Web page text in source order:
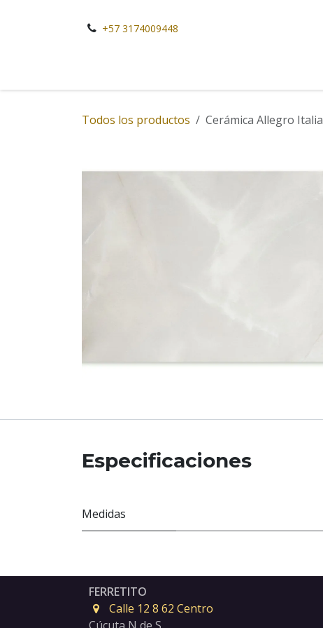
+57 3174009448
Todos los productos Cerámica Allegro Italia
Especificaciones
Medidas
FERRETITO
Calle 12 8 62 Centro